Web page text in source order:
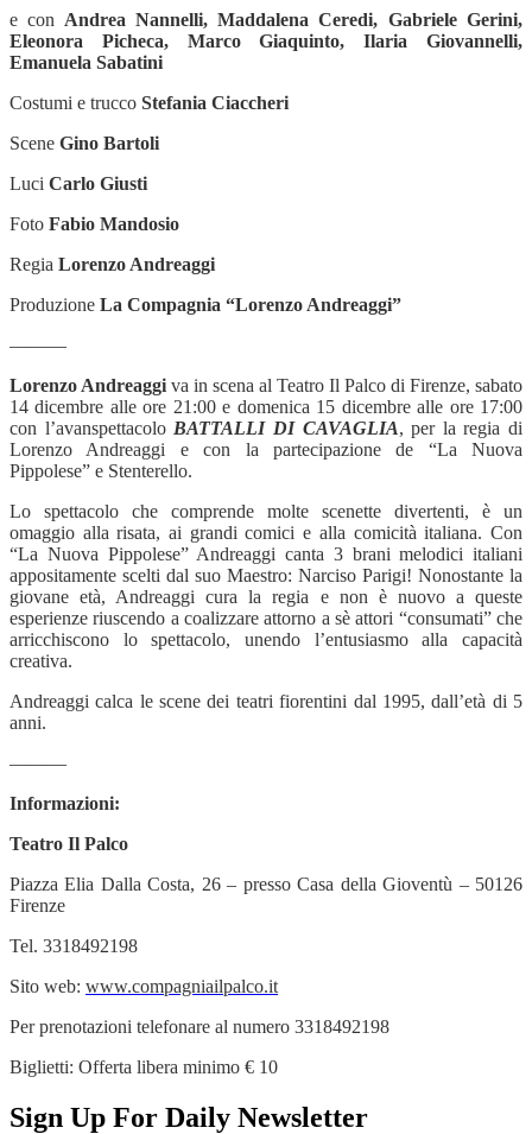
e con Andrea Nannelli, Maddalena Ceredi, Gabriele Gerini,
Eleonora Picheca, Marco Giaquinto, Ilaria Giovannelli,
Emanuela Sabatini
Costumi e trucco Stefania Ciaccheri
Scene Gino Bartoli
Luci Carlo Giusti
Foto Fabio Mandosio
Regia Lorenzo Andreaggi
Produzione La Compagnia “Lorenzo Andreaggi”
———
Lorenzo Andreaggi va in scena al Teatro Il Palco di Firenze, sabato
14 dicembre alle ore 21:00 e domenica 15 dicembre alle ore 17:00
con l’avanspettacolo BATTALLI DI CAVAGLIA, per la regia di
Lorenzo Andreaggi e con la partecipazione de “La Nuova
Pippolese” e Stenterello.
Lo spettacolo che comprende molte scenette divertenti, è un
omaggio alla risata, ai grandi comici e alla comicità italiana. Con
“La Nuova Pippolese” Andreaggi canta 3 brani melodici italiani
appositamente scelti dal suo Maestro: Narciso Parigi! Nonostante la
giovane età, Andreaggi cura la regia e non è nuovo a queste
esperienze riuscendo a coalizzare attorno a sè attori “consumati” che
arricchiscono lo spettacolo, unendo l’entusiasmo alla capacità
creativa.
Andreaggi calca le scene dei teatri fiorentini dal 1995, dall’età di 5
anni.
———
Informazioni:
Teatro Il Palco
Piazza Elia Dalla Costa, 26 – presso Casa della Gioventù – 50126
Firenze
Tel. 3318492198
Sito web: www.compagniailpalco.it
Per prenotazioni telefonare al numero 3318492198
Biglietti: Offerta libera minimo € 10
Sign Up For Daily Newsletter